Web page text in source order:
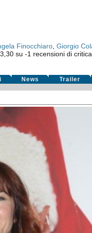
Finocchiaro, Giorgio
3,30 su -1 recensioni di
News Trailer